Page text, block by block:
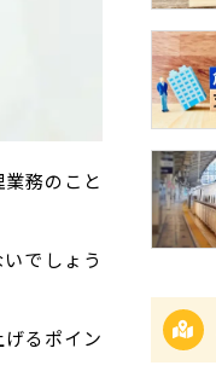
務のこと
でしょう
るポイン